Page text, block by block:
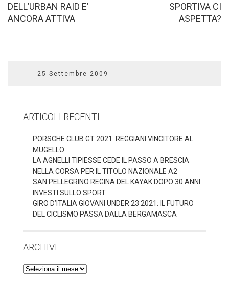
DELL’URBAN RAID E’
ANCORA ATTIVA
SPORTIVA CI
ASPETTA?
25 Settembre 2009
ARTICOLI RECENTI
PORSCHE CLUB GT 2021. REGGIANI VINCITORE AL
MUGELLO
LA AGNELLI TIPIESSE CEDE IL PASSO A BRESCIA
NELLA CORSA PER IL TITOLO NAZIONALE A2
SAN PELLEGRINO REGINA DEL KAYAK DOPO 30 ANNI
INVESTI SULLO SPORT
GIRO D’ITALIA GIOVANI UNDER 23 2021: IL FUTURO
DEL CICLISMO PASSA DALLA BERGAMASCA
ARCHIVI
Archivi